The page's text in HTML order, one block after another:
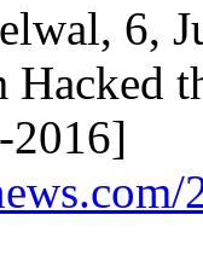
6,
Hacked
2016]